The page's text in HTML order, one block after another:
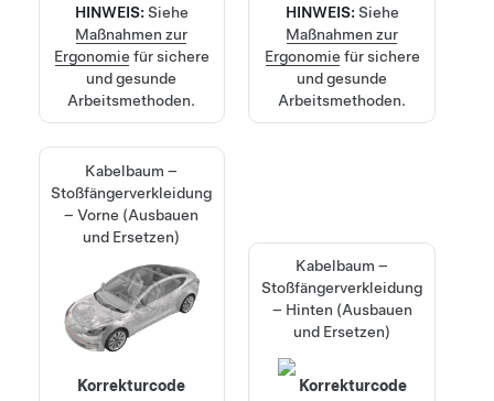
HINWEIS: Siehe
Maßnahmen zur
Ergonomie für sichere
und gesunde
Arbeitsmethoden.
HINWEIS: Siehe
Maßnahmen zur
Ergonomie für sichere
und gesunde
Arbeitsmethoden.
Kabelbaum –
Stoßfängerverkleidung
– Vorne (Ausbauen
und Ersetzen)
Korrekturcode
Kabelbaum –
Stoßfängerverkleidung
– Hinten (Ausbauen
und Ersetzen)
Korrekturcode